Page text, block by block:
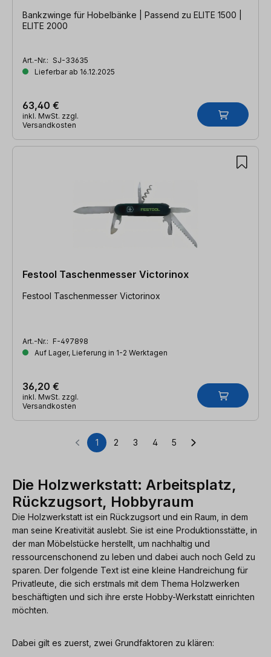
Bankzwinge für Hobelbänke | Passend zu ELITE 1500 |
ELITE 2000
Art.-Nr.: SJ-33635
Lieferbar ab 16.12.2025
63,40 €
inkl. MwSt. zzgl.
Versandkosten
Festool Taschenmesser Victorinox
Festool Taschenmesser Victorinox
Art.-Nr.: F-497898
Auf Lager, Lieferung in 1-2 Werktagen
36,20 €
inkl. MwSt. zzgl.
Versandkosten
Seite
1 Seite
2 Seite
3 Seite
4 Seite
5
Die Holzwerkstatt: Arbeitsplatz,
Rückzugsort, Hobbyraum
Die Holzwerkstatt ist ein Rückzugsort und ein Raum, in dem
man seine Kreativität auslebt. Sie ist eine Produktionsstätte, in
der man Möbelstücke herstellt, um nachhaltig und
ressourcenschonend zu leben und dabei auch noch Geld zu
sparen. Der folgende Text ist eine kleine Handreichung für
Privatleute, die sich erstmals mit dem Thema Holzwerken
beschäftigten und sich ihre erste Hobby-Werkstatt einrichten
möchten.
Dabei gilt es zuerst, zwei Grundfaktoren zu klären: